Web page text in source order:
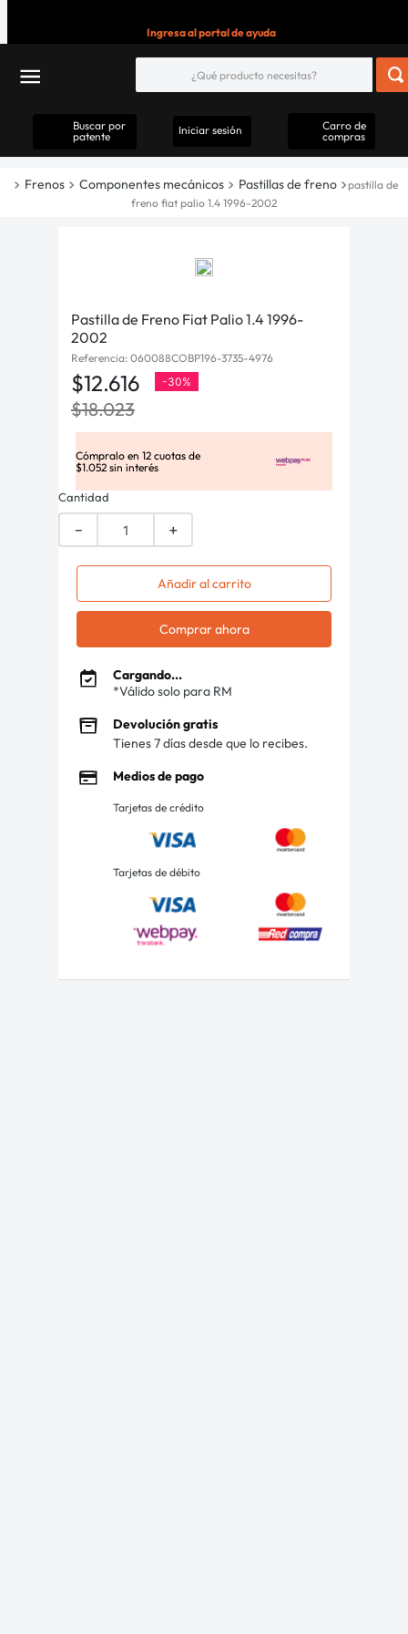
Ingresa al portal de ayuda
Buscar por
patente
Iniciar sesión
Carro de
compras
Frenos Componentes mecánicos Pastillas de freno
pastilla de
freno fiat palio 1.4 1996-2002
Pastilla de Freno Fiat Palio 1.4 1996-
2002
Referencia: 060088COBP196-3735-4976
$12.616 -30%
$18.023
Cómpralo en 12 cuotas de
$1.052 sin interés
Cantidad
＋
－
Añadir al carrito
Comprar ahora
Cargando...
*Válido solo para RM
Devolución gratis
Tienes 7 días desde que lo recibes.
Medios de pago
Tarjetas de crédito
Tarjetas de débito